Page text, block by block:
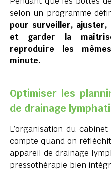
selon un programme
pour surveiller, ajuster,
et garder la
reproduire les
minute.
Optimiser les
de drainage
L’organisation du
compte quand on
appareil de drainage
pressothérapie bien